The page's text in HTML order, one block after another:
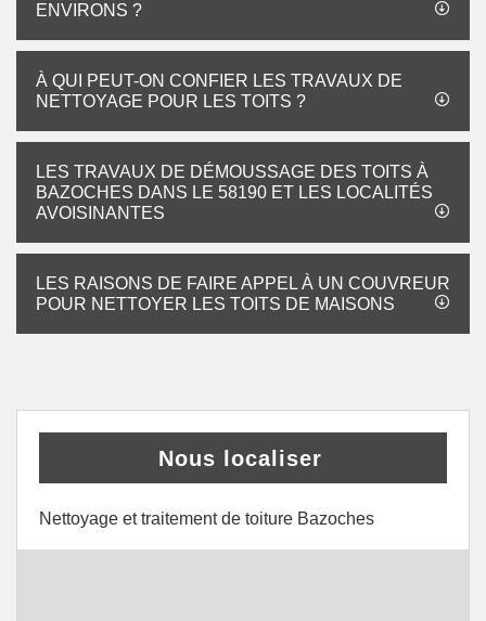
ENVIRONS ?
À QUI PEUT-ON CONFIER LES TRAVAUX DE
NETTOYAGE POUR LES TOITS ?
LES TRAVAUX DE DÉMOUSSAGE DES TOITS À
BAZOCHES DANS LE 58190 ET LES LOCALITÉS
AVOISINANTES
LES RAISONS DE FAIRE APPEL À UN COUVREUR
POUR NETTOYER LES TOITS DE MAISONS
Nous localiser
Nettoyage et traitement de toiture Bazoches